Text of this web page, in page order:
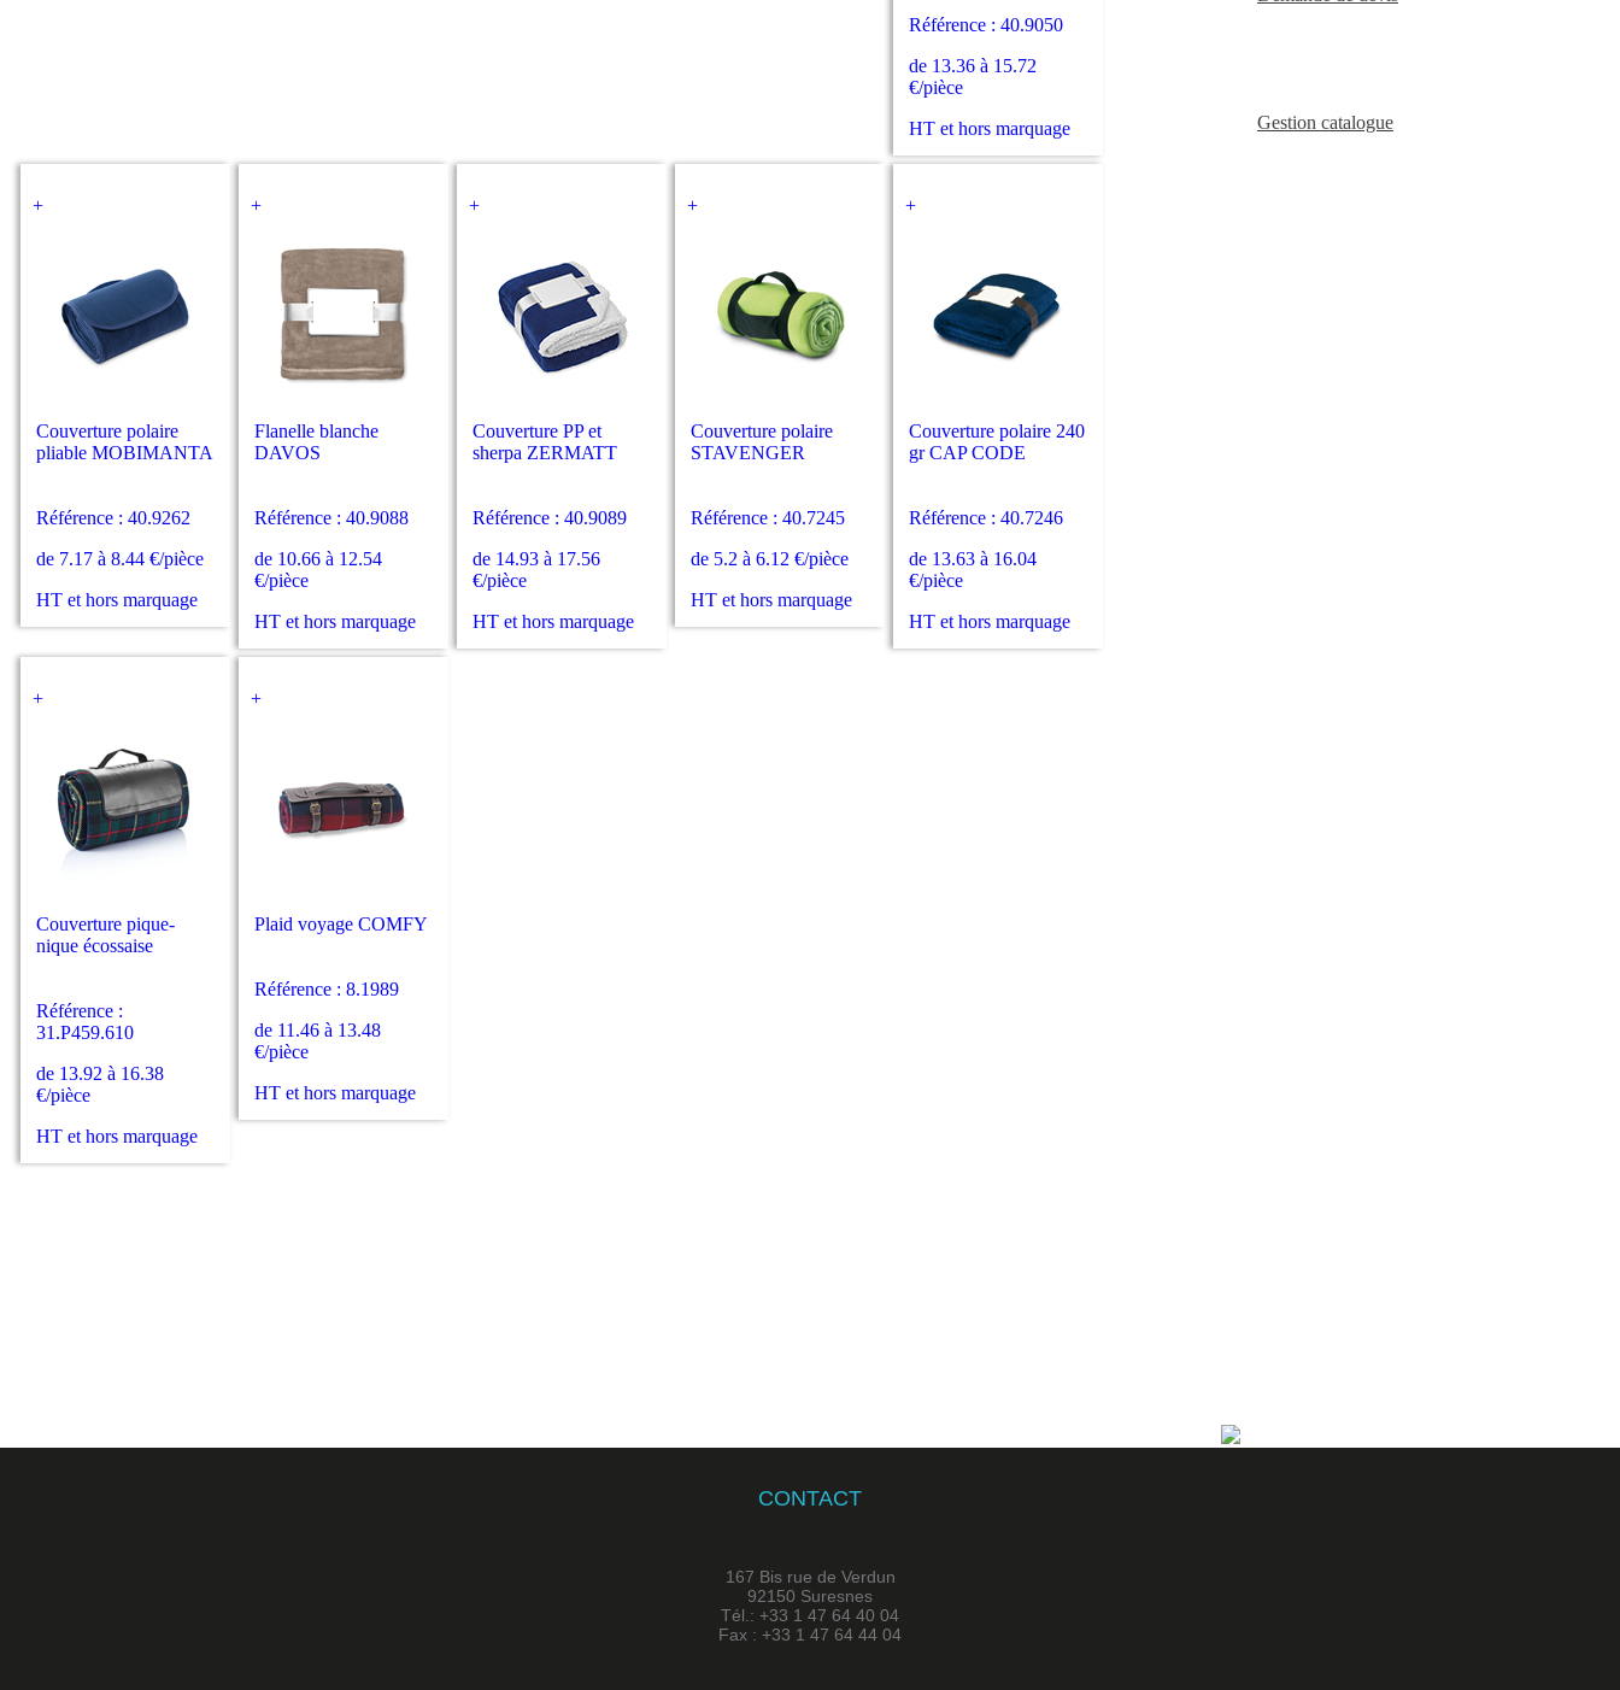
Référence : 40.9050
de 13.36 à 15.72
€/pièce
HT et hors marquage
+
Couverture polaire
pliable MOBIMANTA
Référence : 40.9262
de 7.17 à 8.44 €/pièce
HT et hors marquage
+
Flanelle blanche
DAVOS
Référence : 40.9088
de 10.66 à 12.54
€/pièce
HT et hors marquage
+
Couverture PP et
sherpa ZERMATT
Référence : 40.9089
de 14.93 à 17.56
€/pièce
HT et hors marquage
+
Couverture polaire
STAVENGER
Référence : 40.7245
de 5.2 à 6.12 €/pièce
HT et hors marquage
+
Couverture polaire 240
gr CAP CODE
Référence : 40.7246
de 13.63 à 16.04
€/pièce
HT et hors marquage
+
Couverture pique-
nique écossaise
Référence :
31.P459.610
de 13.92 à 16.38
€/pièce
HT et hors marquage
+
Plaid voyage COMFY
Référence : 8.1989
de 11.46 à 13.48
€/pièce
HT et hors marquage
Gestion catalogue
CONTACT
167 Bis rue de Verdun
92150 Suresnes
Tél.: +33 1 47 64 40 04
Fax : +33 1 47 64 44 04